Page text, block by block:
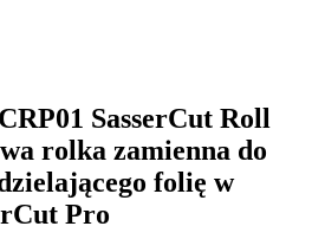
SasserCut Roll
rolka zamienna do
folię w
Pro